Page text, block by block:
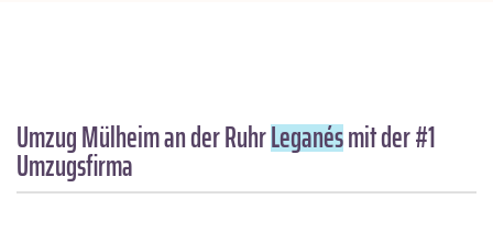
Umzug Mülheim an der RuhrLeganésmit der #1
Umzugsfirma